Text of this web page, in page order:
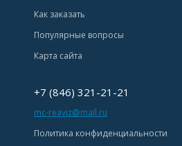
Как заказать
Популярные вопросы
Карта сайта
+7 (846) 321-21-21
mc-reaviz@mail.ru
Политика конфиденциальности